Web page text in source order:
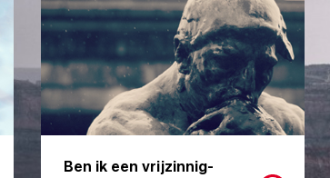
Ben ik een vrijzinnig-